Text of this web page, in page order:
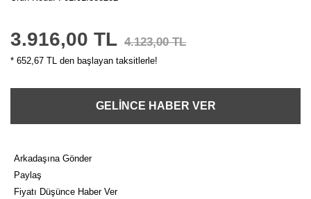
3.916,00 TL 4.123,00 TL
* 652,67 TL den başlayan taksitlerle!
GELİNCE HABER VER
Arkadaşına Gönder
Paylaş
Fiyatı Düşünce Haber Ver